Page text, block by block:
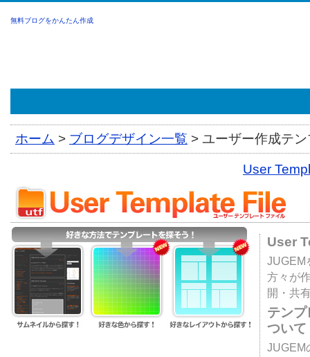
無料ブログをかんたん作成
ホーム > ブログデザイン一覧 > ユーザー作成テ
User
User
JUGEM
方々が
開・共
テン
ついて
JUGEM